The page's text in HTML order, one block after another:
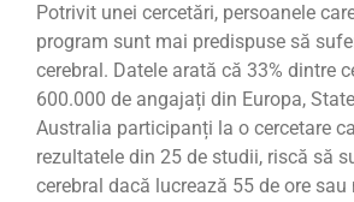
Potrivit unei cercetări, persoanele
program sunt mai predispuse să
cerebral. Datele arată că 33% dintre
600.000 de angajați din Europa,
Australia participanți la o cercetare
rezultatele din 25 de studii, riscă să
cerebral dacă lucrează 55 de ore